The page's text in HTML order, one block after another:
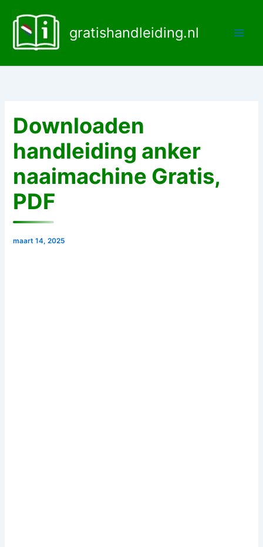
naar
inhoud
gratishandleiding.nl
Downloaden
handleiding anker
naaimachine Gratis,
PDF
maart 14, 2025